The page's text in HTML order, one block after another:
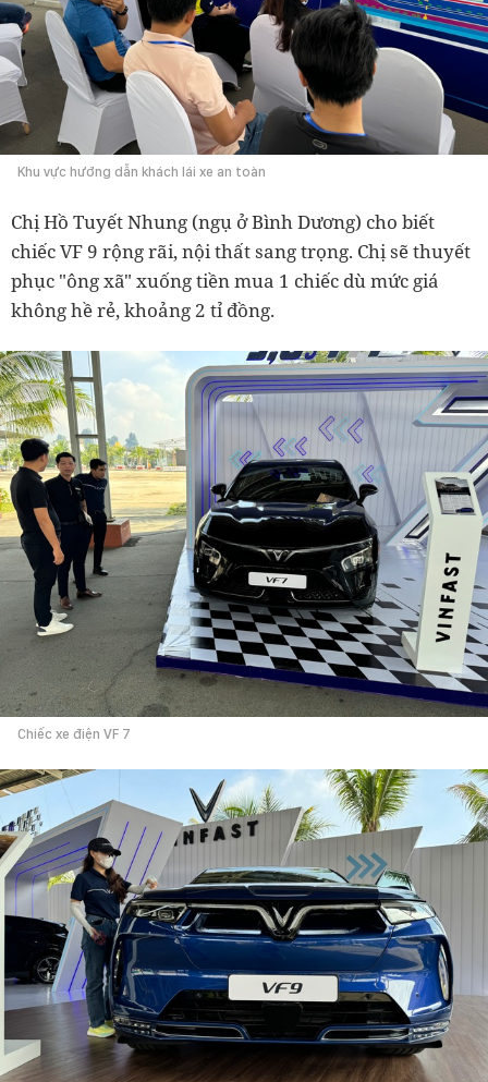
Khu vực hướng dẫn khách lái xe an toàn
Chị Hồ Tuyết Nhung (ngụ ở Bình Dương) cho biết
chiếc VF 9 rộng rãi, nội thất sang trọng. Chị sẽ thuyết
phục "ông xã" xuống tiền mua 1 chiếc dù mức giá
không hề rẻ, khoảng 2 tỉ đồng.
Chiếc xe điện VF 7